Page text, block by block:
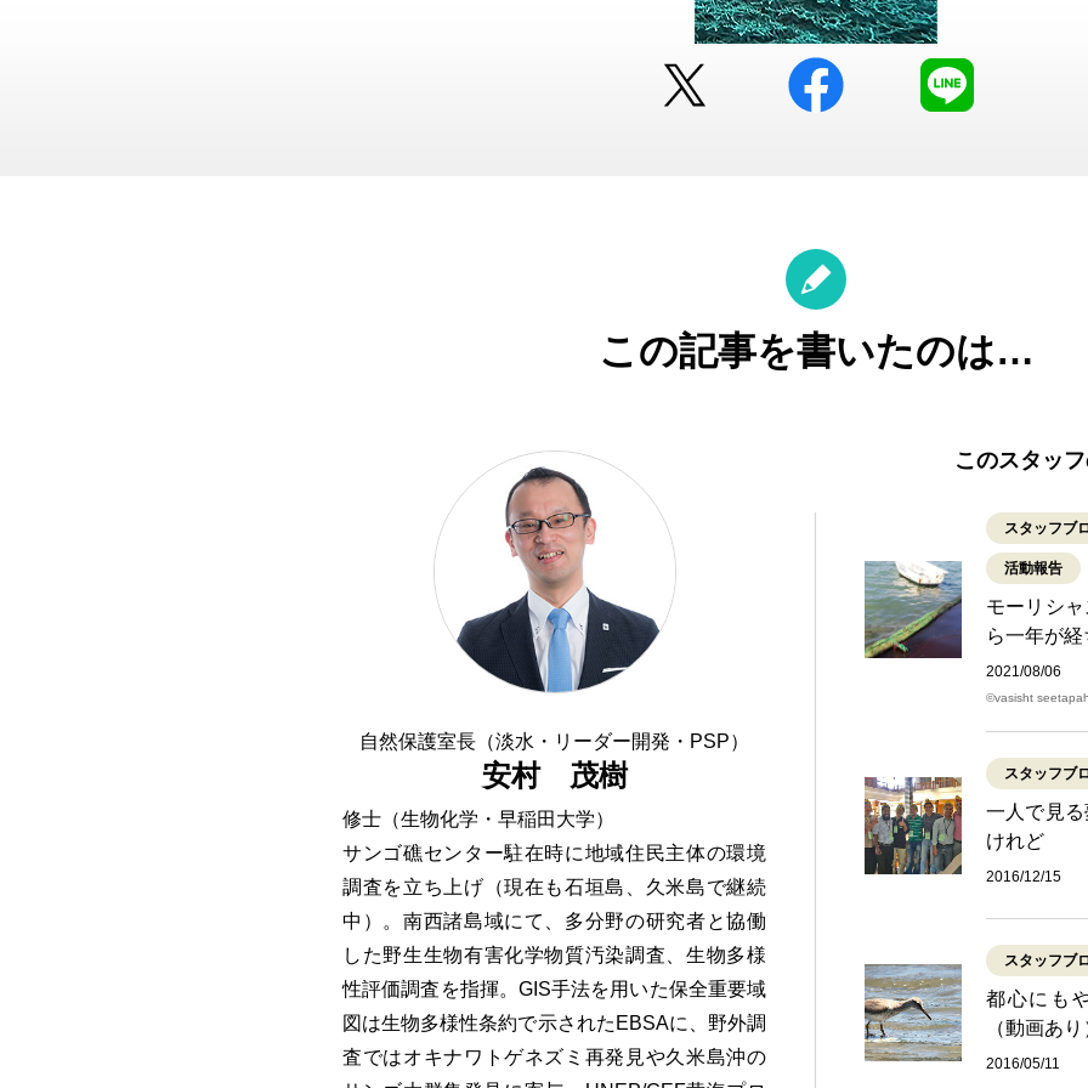
facebook
この記事を書いたのは…
自然保護室長（淡水・リーダー開発・PSP）
安村 茂樹
修士（生物化学・早稲田大学）
サンゴ礁センター駐在時に地域住民主体の環境
調査を立ち上げ（現在も石垣島、久米島で継続
中）。南西諸島域にて、多分野の研究者と協働
した野生生物有害化学物質汚染調査、生物多様
性評価調査を指揮。GIS手法を用いた保全重要域
図は生物多様性条約で示されたEBSAに、野外調
査ではオキナワトゲネズミ再発見や久米島沖の
このスタッ
スタッフブ
活動報告
モーリシ
ら一年が経
2021/08/06
©vasisht seetapah
スタッフブ
一人で見
けれど
2016/12/15
スタッフブ
都心にも
（動画あり
2016/05/11